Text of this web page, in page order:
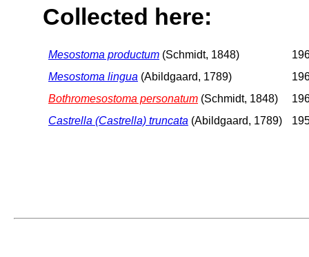
Collected here:
Mesostoma productum (Schmidt, 1848)
Mesostoma lingua (Abildgaard, 1789)
Bothromesostoma personatum (Schmidt, 1848)
Castrella (Castrella) truncata (Abildgaard, 1789)